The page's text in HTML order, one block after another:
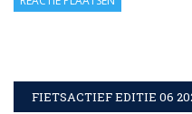
FIETSACTIEF EDITIE 06